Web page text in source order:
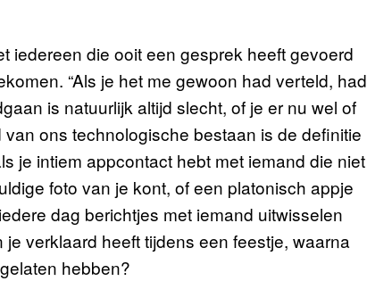
iedereen die ooit een gesprek heeft gevoerd
“Als je het me gewoon had verteld, had
is natuurlijk altijd slecht, of je er nu wel of
ons technologische bestaan is de definitie
je intiem appcontact hebt met iemand die niet
foto van je kont, of een platonisch appje
dag berichtjes met iemand uitwisselen
verklaard heeft tijdens een feestje, waarna
hebben?